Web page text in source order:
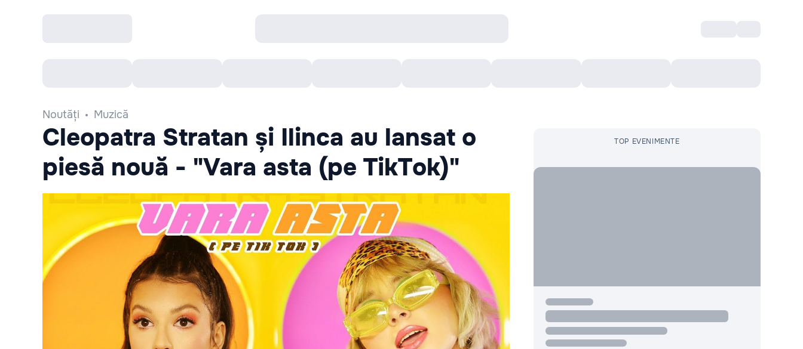
Noutăți Muzică
Cleopatra Stratan și Ilinca au lansat o
piesă nouă - "Vara asta (pe TikTok)"
TOP EVENIMENTE